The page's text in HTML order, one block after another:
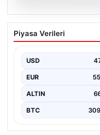
Yıldırım
Anıtkabir hayali
Zeynep Yıldırım (59),
Piyasa Verileri
USD
EUR
ALTIN
BTC